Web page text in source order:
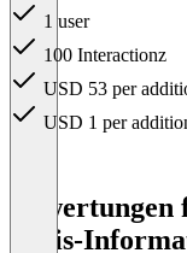
1 user
100 Interactionz
USD 53 per
USD 1 per
Preis-